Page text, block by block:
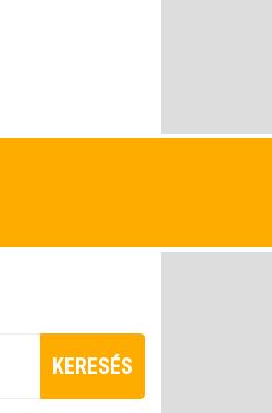
KERESÉS